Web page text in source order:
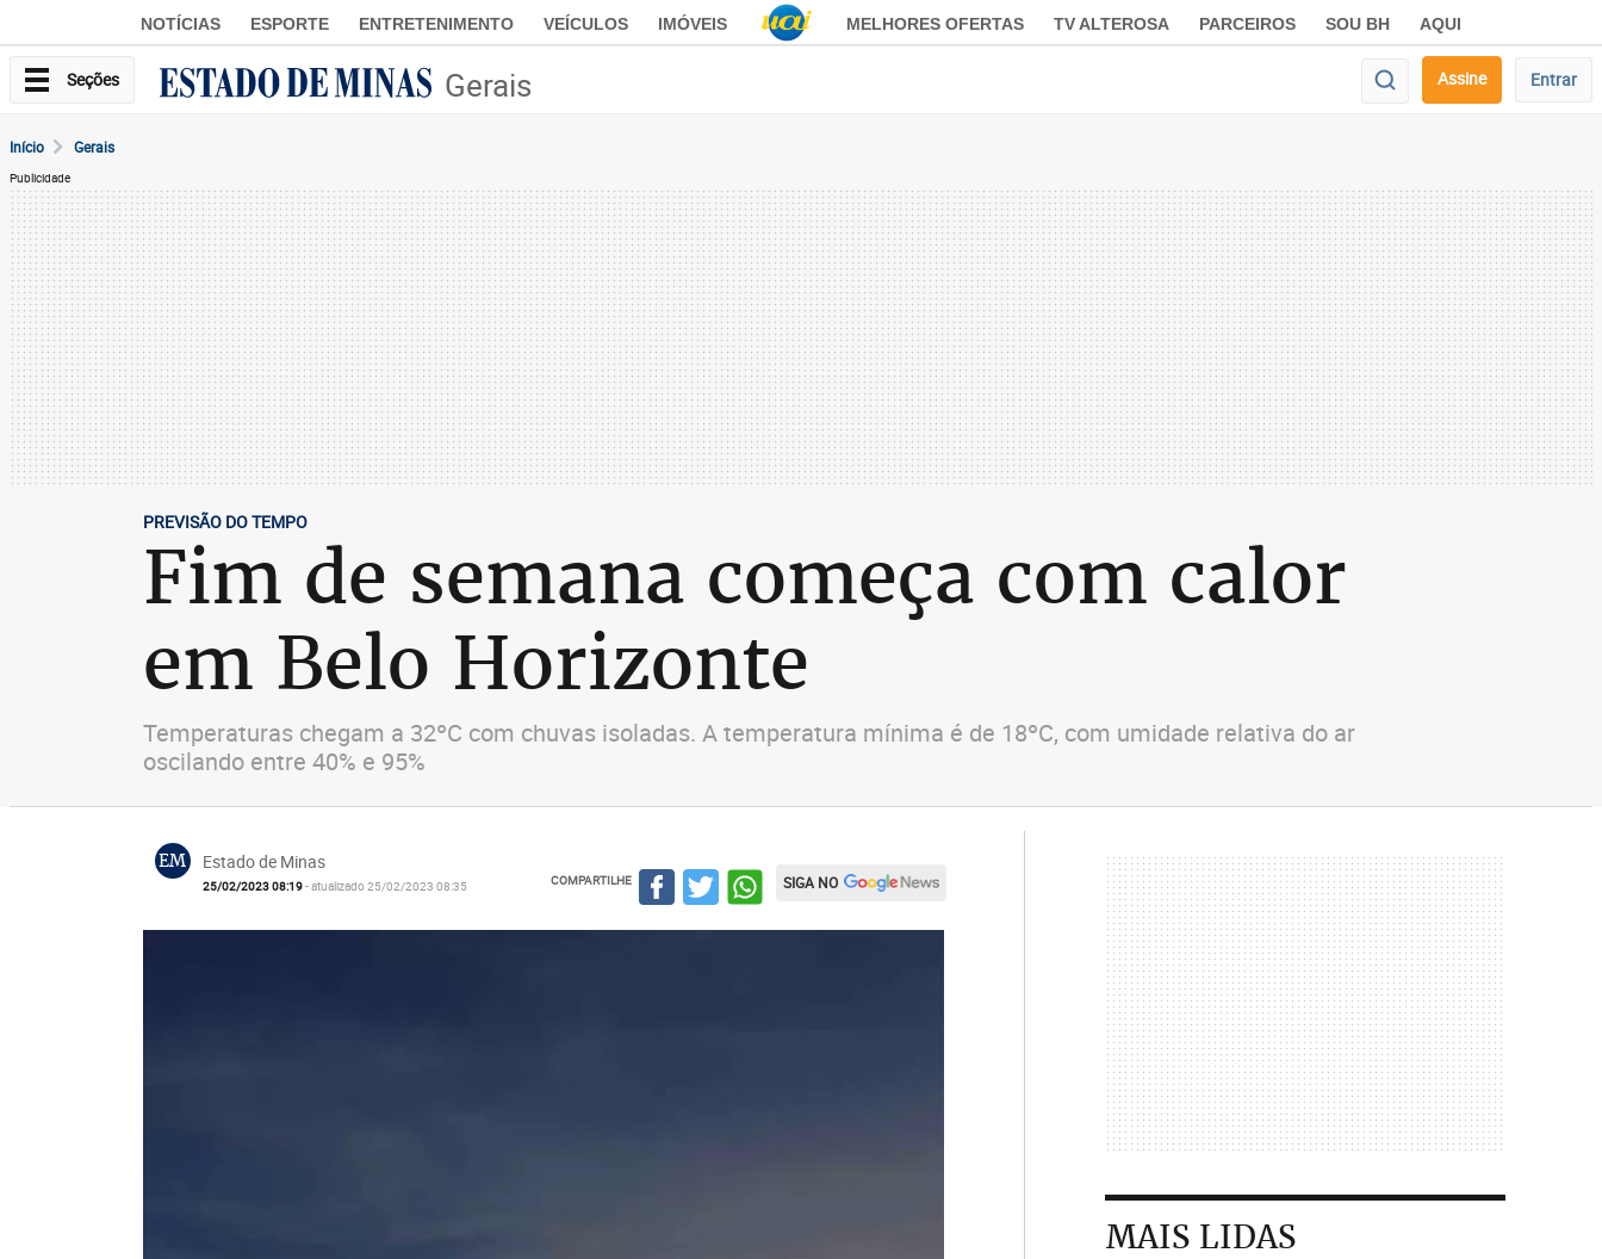
NOTÍCIAS ESPORTE ENTRETENIMENTO VEÍCULOS IMÓVEIS MELHORES OFERTAS TV ALTEROSA PARCEIROS SOU BH AQUI
Seções Gerais Assine Entrar
Início Gerais
Publicidade
PREVISÃO DO TEMPO
Fim de semana começa com calor
em Belo Horizonte
Temperaturas chegam a 32ºC com chuvas isoladas. A temperatura mínima é de 18ºC, com umidade relativa do ar
oscilando entre 40% e 95%
EM Estado de Minas
25/02/2023 08:19- atualizado 25/02/2023 08:35 COMPARTILHE SIGA NO
MAIS LIDAS